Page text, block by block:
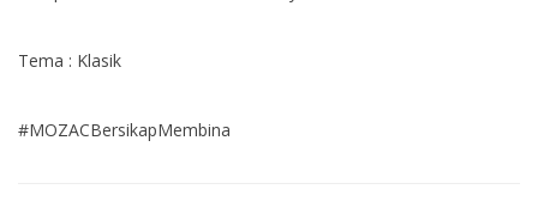
Tema : Klasik
#MOZACBersikapMembina